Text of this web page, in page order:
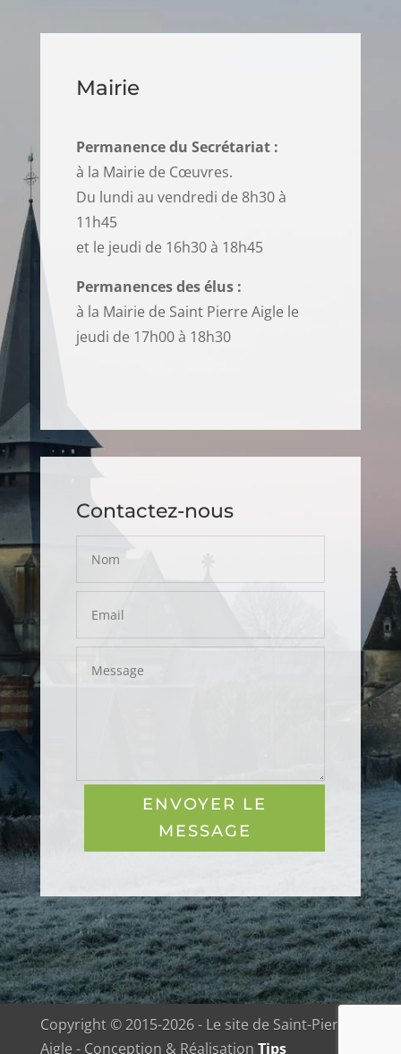
Mairie
Permanence du Secrétariat :
à la Mairie de Cœuvres.
Du lundi au vendredi de 8h30 à
11h45
et le jeudi de 16h30 à 18h45
Permanences des élus :
à la Mairie de Saint Pierre Aigle le
jeudi de 17h00 à 18h30
Contactez-nous
ENVOYER LE
MESSAGE
Copyright © 2015-2026 - Le site de Saint-Pierre-
Aigle - Conception & Réalisation Tips